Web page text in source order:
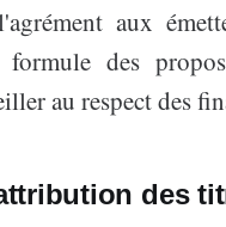
aux
formule des
au respect des
des